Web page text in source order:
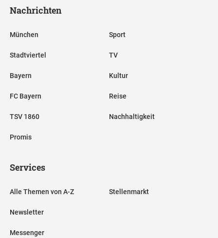
Nachrichten
München
Stadtviertel
Bayern
FC Bayern
TSV 1860
Promis
Sport
TV
Kultur
Reise
Nachhaltigkeit
Services
Alle Themen von A-Z
Newsletter
Messenger
Stellenmarkt